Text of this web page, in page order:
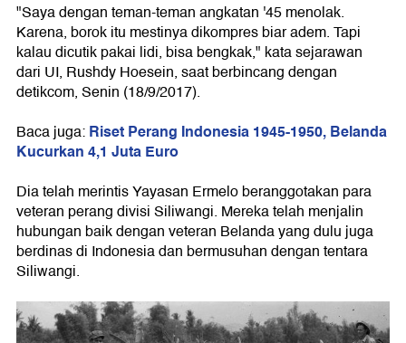
"Saya dengan teman-teman angkatan '45 menolak.
Karena, borok itu mestinya dikompres biar adem. Tapi
kalau dicutik pakai lidi, bisa bengkak," kata sejarawan
dari UI, Rushdy Hoesein, saat berbincang dengan
detikcom, Senin (18/9/2017).
Baca juga:Riset Perang Indonesia 1945-1950, Belanda
Kucurkan 4,1 Juta Euro
Dia telah merintis Yayasan Ermelo beranggotakan para
veteran perang divisi Siliwangi. Mereka telah menjalin
hubungan baik dengan veteran Belanda yang dulu juga
berdinas di Indonesia dan bermusuhan dengan tentara
Siliwangi.